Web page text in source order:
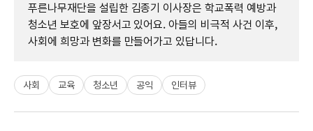
푸른나무재단을 설립한 김종기 이사장은 학교폭력 예방과
청소년 보호에 앞장서고 있어요. 아들의 비극적 사건 이후,
사회에 희망과 변화를 만들어가고 있답니다.
사회 교육 청소년 공익 인터뷰